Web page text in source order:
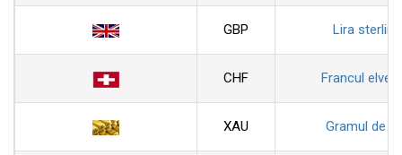
GBP Lira sterlina
CHF Francul
XAU Gramul de